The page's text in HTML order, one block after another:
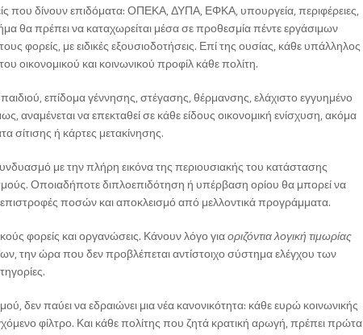
που δίνουν επιδόματα: ΟΠΕΚΑ, ΔΥΠΑ, ΕΦΚΑ, υπουργεία, περιφέρειες,
θα πρέπει να καταχωρείται μέσα σε προθεσμία πέντε εργάσιμων
φορείς, με ειδικές εξουσιοδοτήσεις. Επί της ουσίας, κάθε υπάλληλος
οικονομικού και κοινωνικού προφίλ κάθε πολίτη.
επίδομα γέννησης, στέγασης, θέρμανσης, ελάχιστο εγγυημένο
αναμένεται να επεκταθεί σε κάθε είδους οικονομική ενίσχυση, ακόμα
ή κάρτες μετακίνησης.
με την πλήρη εικόνα της περιουσιακής του κατάστασης
Οποιαδήποτε διπλοεπιδότηση ή υπέρβαση ορίου θα μπορεί να
ποσών και αποκλεισμό από μελλοντικά προγράμματα.
φορείς και οργανώσεις. Κάνουν λόγο γιαοριζόντια λογική τιμωρίας
την ώρα που δεν προβλέπεται αντίστοιχο σύστημα ελέγχου των
δεν παύει να εδραιώνει μια νέα κανονικότητα: κάθε ευρώ κοινωνικής
φίλτρο. Και κάθε πολίτης που ζητά κρατική αρωγή, πρέπει πρώτα